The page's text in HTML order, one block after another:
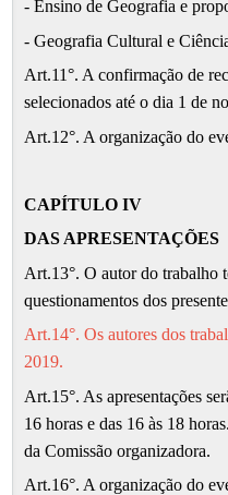
- Ensino de Geografia e
- Geografia Cultural e
Art.11°. A confirmação de
selecionados até o dia 1 de
Art.12°. A organização do
CAPÍTULO IV
DAS APRESENTAÇÕES
Art.13°. O autor do trabalho
questionamentos dos
Art.14°. Os autores dos
2019.
Art.15°. As apresentações
16 horas e das 16 às 18
da Comissão organizadora.
Art.16°. A organização do